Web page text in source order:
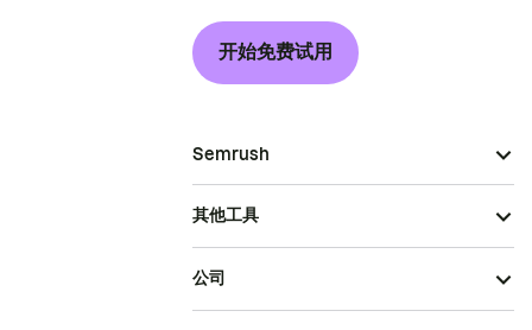
开始免费试用
Semrush
其他工具
公司